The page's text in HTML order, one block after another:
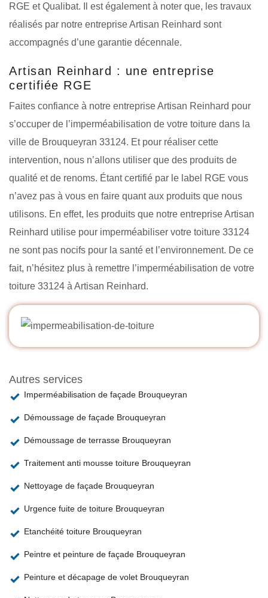
RGE et Qualibat. Il est également à noter que, les travaux
réalisés par notre entreprise Artisan Reinhard sont
accompagnés d’une garantie décennale.
Artisan Reinhard : une entreprise
certifiée RGE
Faites confiance à notre entreprise Artisan Reinhard pour
s’occuper de l’imperméabilisation de votre toiture dans la
ville de Brouqueyran 33124. Et pour réaliser cette
intervention, nous n’allons utiliser que des produits de
qualité et de renoms. Étant certifié par le label RGE vous
n’avez pas à vous en faire quant aux produits que nous
utilisons. En effet, les produits que notre entreprise Artisan
Reinhard utilise pour imperméabiliser votre toiture 33124
ne sont pas nocifs pour la santé et l’environnement. De ce
fait, n’hésitez plus à remettre l’imperméabilisation de votre
toiture 33124 à Artisan Reinhard.
Autres services
Imperméabilisation de façade Brouqueyran
Démoussage de façade Brouqueyran
Démoussage de terrasse Brouqueyran
Traitement anti mousse toiture Brouqueyran
Nettoyage de façade Brouqueyran
Urgence fuite de toiture Brouqueyran
Etanchéité toiture Brouqueyran
Peintre et peinture de façade Brouqueyran
Peinture et décapage de volet Brouqueyran